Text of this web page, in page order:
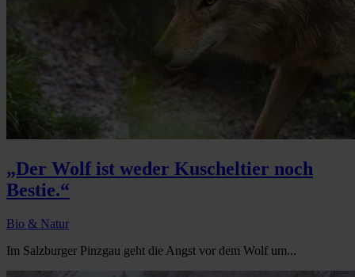
„Der Wolf ist weder Kuscheltier noch
Bestie.“
Bio & Natur
Im Salzburger Pinzgau geht die Angst vor dem Wolf um...